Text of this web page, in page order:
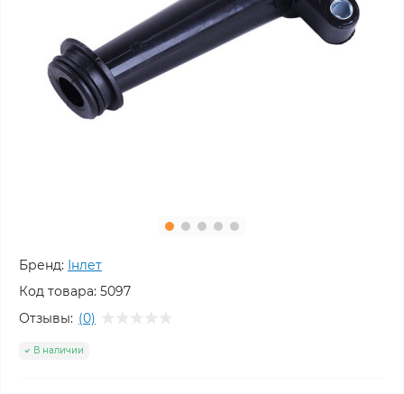
Бренд: Інлет
Код товара: 5097
Отзывы: (0)
В наличии